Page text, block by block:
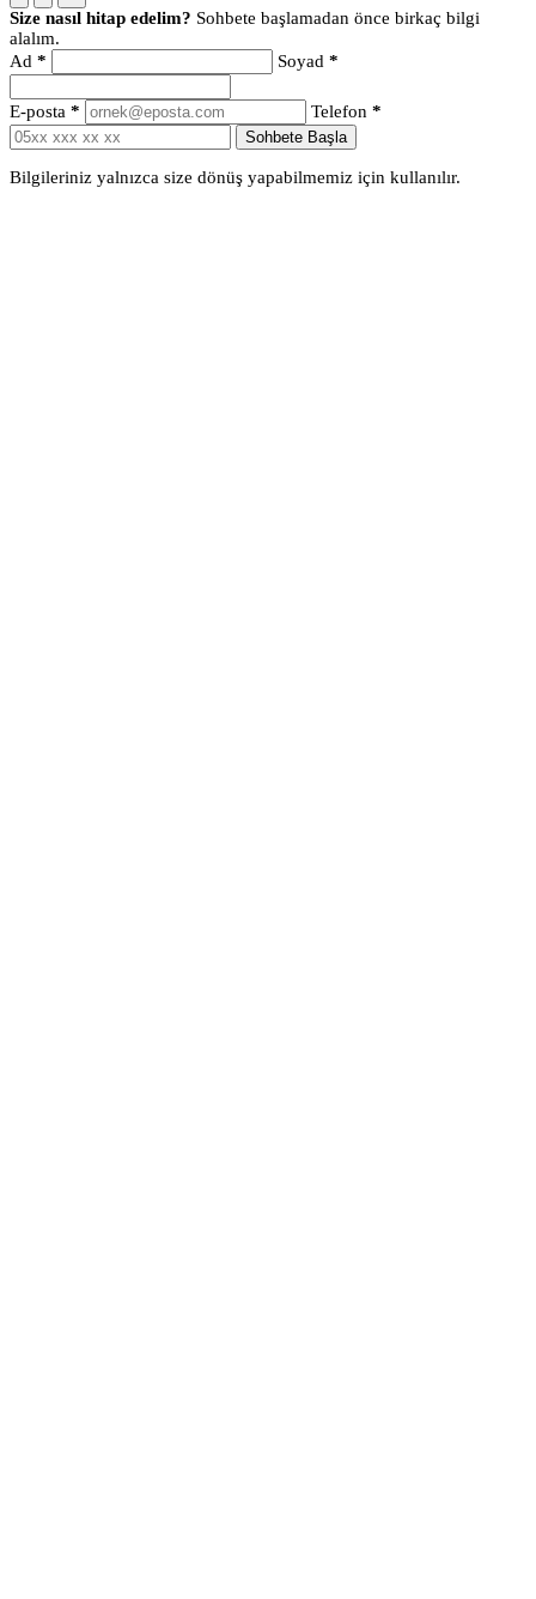
Size nasıl hitap edelim? Sohbete başlamadan önce birkaç bilgi
alalım.
Ad * Soyad *
E-posta * Telefon *
Sohbete Başla
Bilgileriniz yalnızca size dönüş yapabilmemiz için kullanılır.